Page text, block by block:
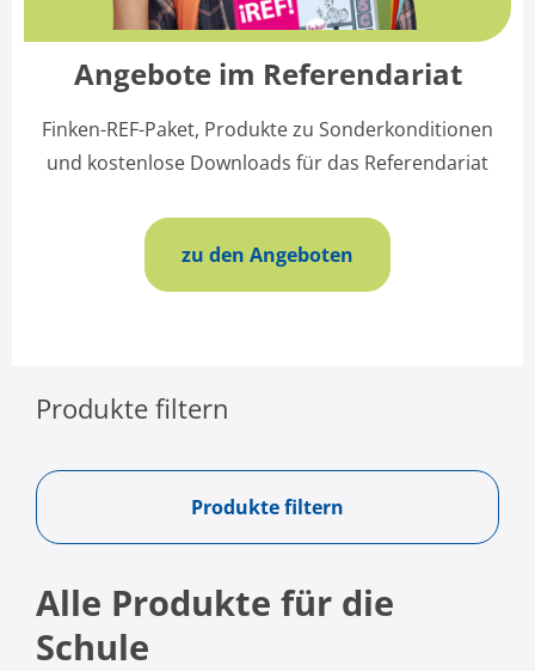
Angebote im Referendariat
Finken-REF-Paket, Produkte zu Sonderkonditionen
und kostenlose Downloads für das Referendariat
zu den Angeboten
Produkte filtern
Produkte filtern
Alle Produkte für die
Schule